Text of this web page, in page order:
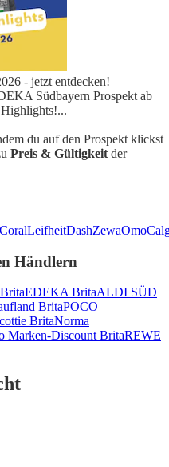
- jetzt entdecken!
Südbayern Prospekt ab
Highlights!...
du auf den Prospekt klickst
Preis & Gültigkeit der
CoralLeifheitDashZewaOmo
Händlern
EDEKA BritaALDI SÜD
BritaPOCO
BritaNorma
Marken-Discount BritaREWE